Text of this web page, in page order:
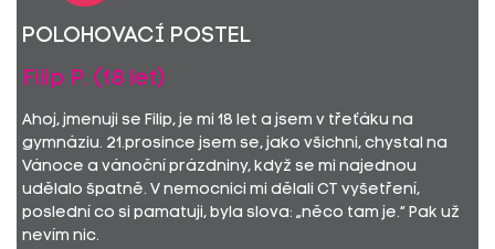
Polohovací postel
Filip P. (18 let)
Ahoj, jmenuji se Filip, je mi 18 let a jsem v třeťáku na
gymnáziu. 21.prosince jsem se, jako všichni, chystal na
Vánoce a vánoční prázdniny, když se mi najednou
udělalo špatně. V nemocnici mi dělali CT vyšetření,
poslední co si pamatuji, byla slova: „něco tam je.“ Pak už
nevím nic.